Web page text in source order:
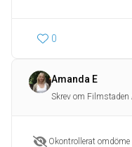
0
Amanda E
Skrev om
Okontrollerat omdöme